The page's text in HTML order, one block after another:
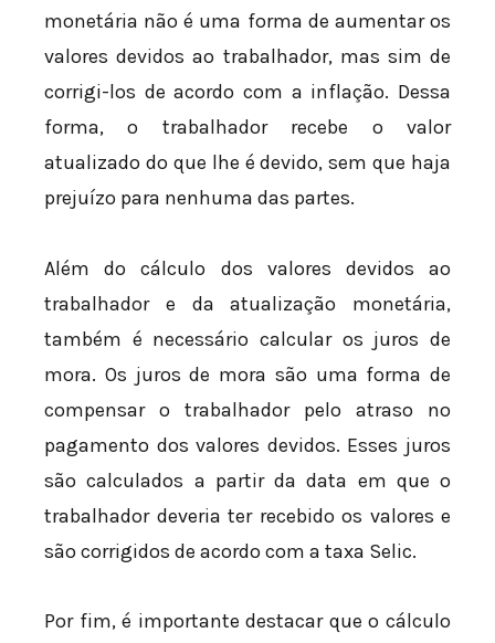
monetária não é uma forma de aumentar os
valores devidos ao trabalhador, mas sim de
corrigi-los de acordo com a inflação. Dessa
forma, o trabalhador recebe o valor
atualizado do que lhe é devido, sem que haja
prejuízo para nenhuma das partes.
Além do cálculo dos valores devidos ao
trabalhador e da atualização monetária,
também é necessário calcular os juros de
mora. Os juros de mora são uma forma de
compensar o trabalhador pelo atraso no
pagamento dos valores devidos. Esses juros
são calculados a partir da data em que o
trabalhador deveria ter recebido os valores e
são corrigidos de acordo com a taxa Selic.
Por fim, é importante destacar que o cálculo